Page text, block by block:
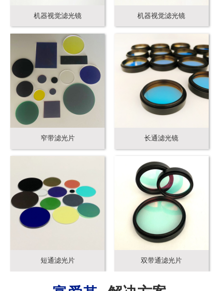
机器视觉滤光镜 机器视觉滤光镜
窄带滤光片 长通滤光镜
短通滤光片 双带通滤光片